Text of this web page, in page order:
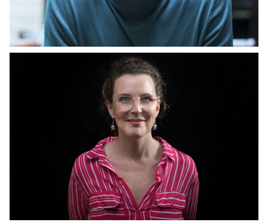
CHARLAS LITERARIAS
Melina Pogorelsky